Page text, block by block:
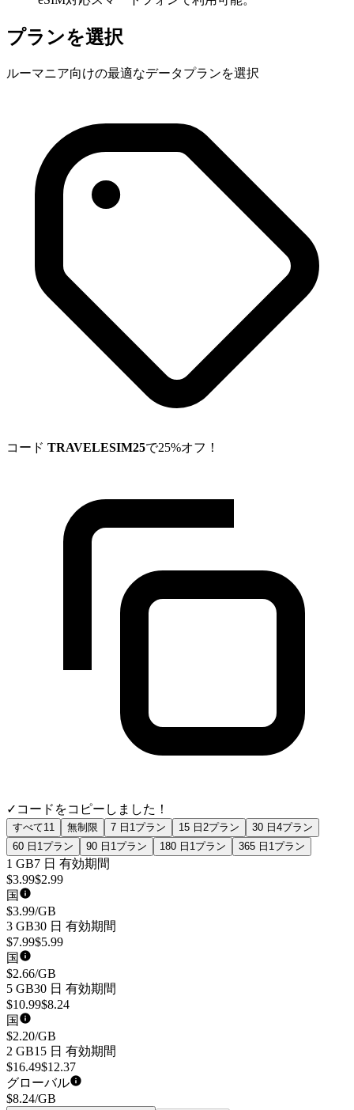
プランを選択
ルーマニア向けの最適なデータプランを選択
コード TRAVELESIM25で25%オフ！
✓ コードをコピーしました！
すべて11 無制限 7 日 1 プラン 15 日 2プラン 30 日4プラン
60 日 1 プラン 90 日 1 プラン 180 日 1 プラン 365 日 1 プラン
1 GB7 日 有効期間
$3.99$2.99
国
$3.99/GB
3 GB30 日 有効期間
$7.99$5.99
国
$2.66/GB
5 GB30 日 有効期間
$10.99$8.24
国
$2.20/GB
2 GB15 日 有効期間
$16.49$12.37
グローバル
$8.24/GB